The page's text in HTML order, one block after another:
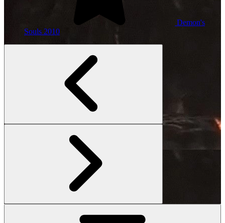
Demon's
Souls 2010